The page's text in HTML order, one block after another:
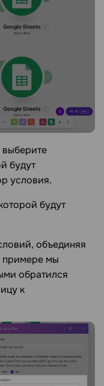
выберите
будут
условия.
будут
объединяя
примере мы
обратился
к